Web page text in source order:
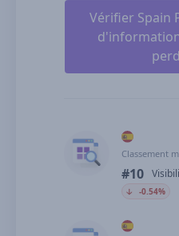
Vérifier Spain
Classement
#10
🡣 -0.54%